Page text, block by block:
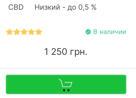
вентиляции желательно оснастить
CBD Низкий - до 0,5 %
В наличии
1 250 грн.